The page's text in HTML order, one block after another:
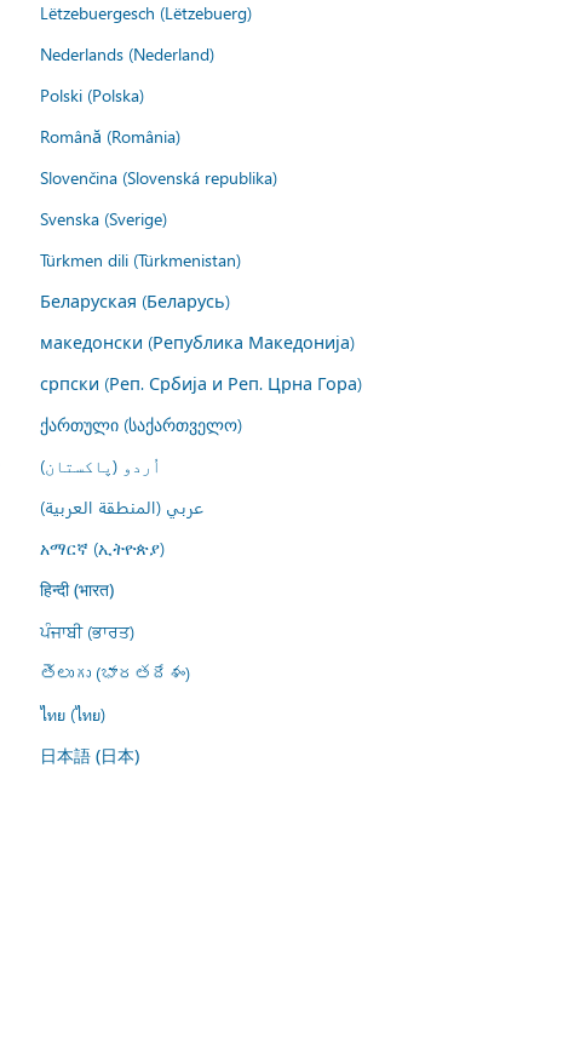
Lëtzebuergesch (Lëtzebuerg)
Nederlands (Nederland)
Polski (Polska)
Română (România)
Slovenčina (Slovenská republika)
Svenska (Sverige)
Türkmen dili (Türkmenistan)
Беларуская (Беларусь)
македонски (Република Македонија)
српски (Реп. Србија и Реп. Црна Гора)
ქართული (საქართველო)
اُردو (پاکستان)
عربي (المنطقة العربية)
አማርኛ (ኢትዮጵያ)
हिन्दी (भारत)
ਪੰਜਾਬੀ (ਭਾਰਤ)
తెలుగు (భారతదేశం)
ไทย (ไทย)
日本語 (日本)